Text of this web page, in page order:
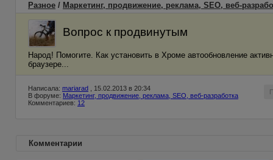
Разное / Маркетинг, продвижение, реклама, SEO, веб-
Вопрос к продвинутым
Народ! Помогите. Как установить в Хроме автообновление
браузере...
Написала: mariarad , 15.02.2013 в 20:34
В форуме: Маркетинг, продвижение, реклама, SEO, веб-разработка
Комментариев: 12
Комментарии